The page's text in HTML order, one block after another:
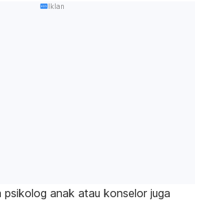
Iklan
psikolog anak atau konselor juga